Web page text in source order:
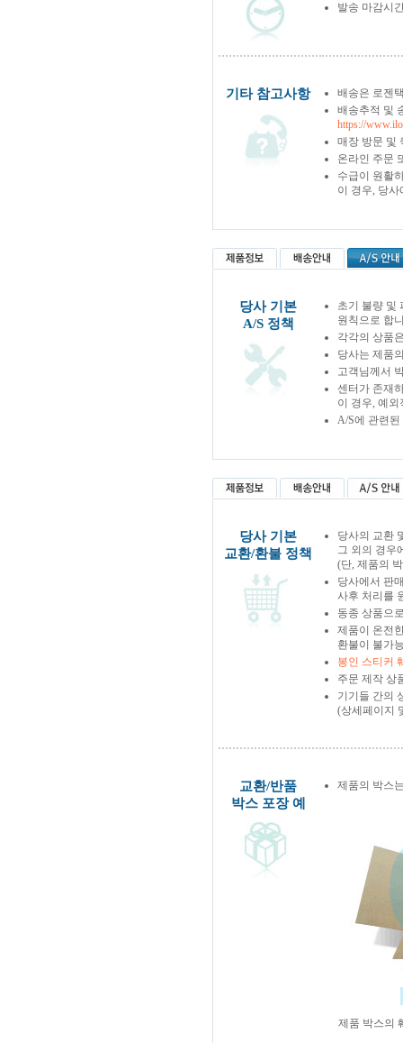
발송 마감시
기타 참고사항
배송은 로젠
배송추적 및
https://
매장 방문 및
온라인 주문
수급이 원활
이 경우, 당
당사 기본
A/S 정책
초기 불량 및
원칙으로 합
각각의 상품
당사는 제품
고객님께서
센터가 존재
이 경우, 예
A/S에 관련
당사 기본
교환/환불 정책
당사의 교환
그 외의 경우
(단, 제품의
당사에서 판
사후 처리를
동종 상품으
제품이 온전
환불이 불가
봉인 스티커
주문 제작 상
기기들 간의
(상세페이지
교환/반품
박스 포장 예
제품의 박스
제품 박스의